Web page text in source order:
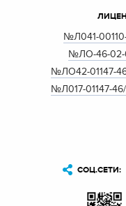
№Л041-
№ЛО-46-02-
№ЛО42-01147-
№Л017-01147-
СОЦ.СЕТИ: